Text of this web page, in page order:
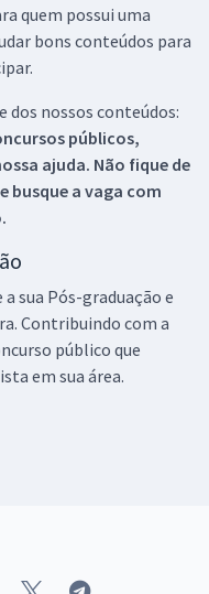
quem possui uma
bons conteúdos para
dos nossos conteúdos:
públicos,
ajuda. Não fique de
busque a vaga com
sua Pós-graduação e
Contribuindo com a
público que
em sua área.